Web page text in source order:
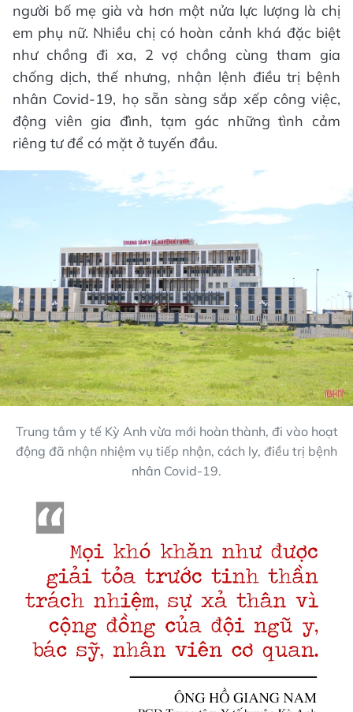
người bố mẹ già và hơn một nửa lực lượng là chị
em phụ nữ. Nhiều chị có hoàn cảnh khá đặc biệt
như chồng đi xa, 2 vợ chồng cùng tham gia
chống dịch, thế nhưng, nhận lệnh điều trị bệnh
nhân Covid-19, họ sẵn sàng sắp xếp công việc,
động viên gia đình, tạm gác những tình cảm
riêng tư để có mặt ở tuyến đầu.
Trung tâm y tế Kỳ Anh vừa mới hoàn thành, đi vào hoạt
động đã nhận nhiệm vụ tiếp nhận, cách ly, điều trị bệnh
nhân Covid-19.